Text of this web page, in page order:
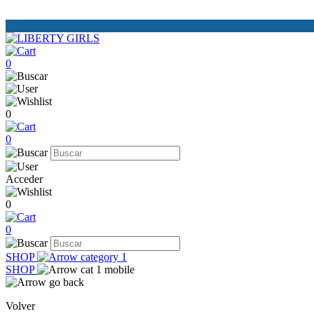
0
0
0
Acceder
0
0
SHOP
SHOP
Volver